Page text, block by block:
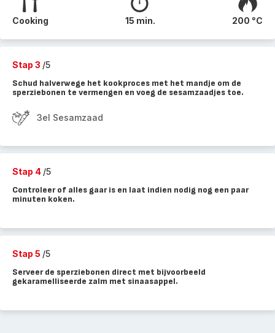
Cooking 15 min. 200 °C
Stap 3 /5
Schud halverwege het kookproces met het mandje om de
sperziebonen te vermengen en voeg de sesamzaadjes toe.
3el Sesamzaad
Stap 4 /5
Controleer of alles gaar is en laat indien nodig nog een paar
minuten koken.
Stap 5 /5
Serveer de sperziebonen direct met bijvoorbeeld
gekaramelliseerde zalm met sinaasappel.